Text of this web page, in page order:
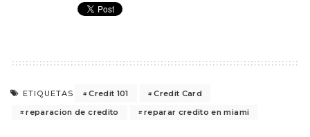
ETIQUETAS Credit 101
Credit Card
reparacion de credito
reparar credito en miami